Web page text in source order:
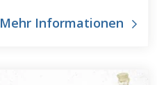
Mehr Informationen